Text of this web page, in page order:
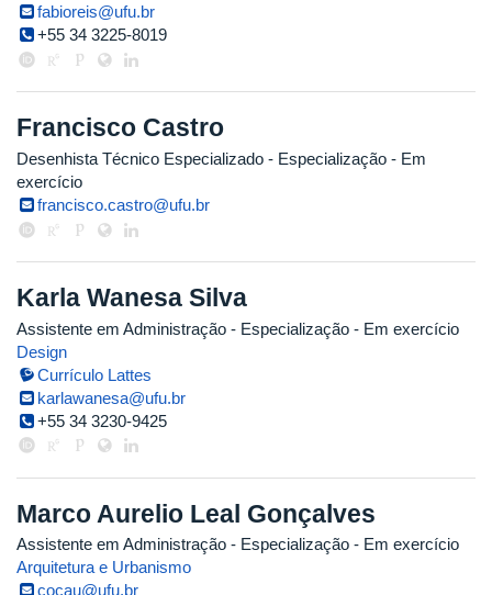
fabioreis@ufu.br
+55 34 3225-8019
Francisco Castro
Desenhista Técnico Especializado - Especialização - Em
exercício
francisco.castro@ufu.br
Karla Wanesa Silva
Assistente em Administração - Especialização - Em exercício
Design
Currículo Lattes
karlawanesa@ufu.br
+55 34 3230-9425
Marco Aurelio Leal Gonçalves
Assistente em Administração - Especialização - Em exercício
Arquitetura e Urbanismo
cocau@ufu.br